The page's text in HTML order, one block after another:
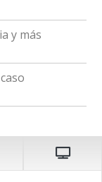
y más